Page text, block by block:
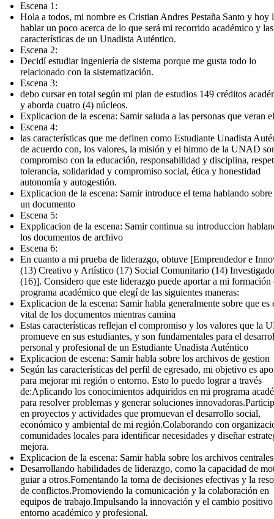
Escena 1:
Hola a todos, mi nombre es Cristian Andres Pestaña Santo y hoy
hablar un poco acerca de lo que será mi recorrido académico y las
características de un Unadista Auténtico.
Escena 2:
Decidí estudiar ingeniería de sistema porque me gusta todo lo
relacionado con la sistematización.
Escena 3:
debo cursar en total según mi plan de estudios 149 créditos
y aborda cuatro (4) núcleos.
Explicacion de la escena: Samir saluda a las personas que veran
Escena 4:
las características que me definen como Estudiante Unadista
de acuerdo con, los valores, la misión y el himno de la UNAD
compromiso con la educación, responsabilidad y disciplina,
tolerancia, solidaridad y compromiso social, ética y honestidad
autonomía y autogestión.
Explicacion de la escena: Samir introduce el tema hablando sobre
un documento
Escena 5:
Expplicacion de la escena: Samir continua su introduccion
los documentos de archivo
Escena 6:
En cuanto a mi prueba de liderazgo, obtuve [Emprendedor e
(13) Creativo y Artístico (17) Social Comunitario (14)
(16)]. Considero que este liderazgo puede aportar a mi formación
programa académico que elegí de las siguientes maneras:
Explicacion de la escena: Samir habla generalmente sobre que es
vital de los documentos mientras camina
Estas características reflejan el compromiso y los valores que la
promueve en sus estudiantes, y son fundamentales para el
personal y profesional de un Estudiante Unadista Auténtico
Explicacion de escena: Samir habla sobre los archivos de gestion
Según las características del perfil de egresado, mi objetivo es
para mejorar mi región o entorno. Esto lo puedo lograr a través
de:Aplicando los conocimientos adquiridos en mi programa
para resolver problemas y generar soluciones
en proyectos y actividades que promuevan el desarrollo social,
económico y ambiental de mi región.Colaborando con
comunidades locales para identificar necesidades y diseñar
mejora.
Explicacion de la escena: Samir habla sobre los archivos centrales
Desarrollando habilidades de liderazgo, como la capacidad de
guiar a otros.Fomentando la toma de decisiones efectivas y la
de conflictos.Promoviendo la comunicación y la colaboración en
equipos de trabajo.Impulsando la innovación y el cambio
entorno académico y profesional.